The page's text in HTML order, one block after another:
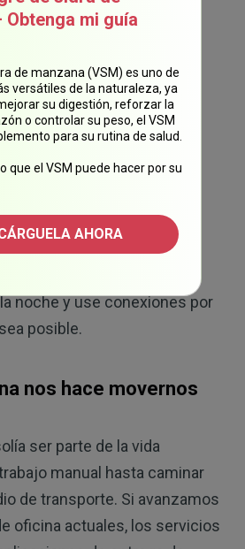
la neuroinflamación.
los campos
la producción de
una mala calidad del
del ritmo circadiano.24,25
está en sus inicios, pero si
inexplicables, fatiga o
considere reducir la
electromagnéticos,
noche y use conexiones por
posible.
nos hace movernos
ser parte de la vida
manual hasta caminar
de transporte. Si avanzamos
oficina actuales, los servicios
mi guía
de manzana (VSM) es uno de
versátiles de la naturaleza, ya
su digestión, reforzar la
o controlar su peso, el VSM
para su rutina de salud.
que el VSM puede hacer por su
AHORA